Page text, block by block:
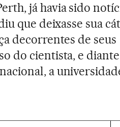
já havia sido
que deixasse sua
decorrentes de seus
do cientista, e
a